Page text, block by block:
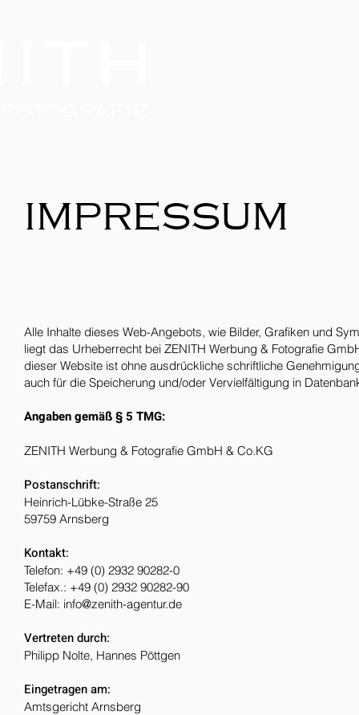
impressum
Alle Inhalte dieses Web-Angebots, wie Bilder, Grafiken und
liegt das Urheberrecht bei ZENITH Werbung & Fotografie
dieser Website ist ohne ausdrückliche schriftliche
auch für die Speicherung und/oder Vervielfältigung in
Angaben gemäß § 5 TMG:
ZENITH Werbung & Fotografie GmbH & Co.KG
Postanschrift:
Heinrich-Lübke-Straße 25
59759 Arnsberg
Kontakt:
Telefon: +49 (0) 2932 90282-0
Telefax.: +49 (0) 2932 90282-90
E-Mail: info@zenith-agentur.de
Vertreten durch:
Philipp Nolte, Hannes Pöttgen
Eingetragen am:
Amtsgericht Arnsberg